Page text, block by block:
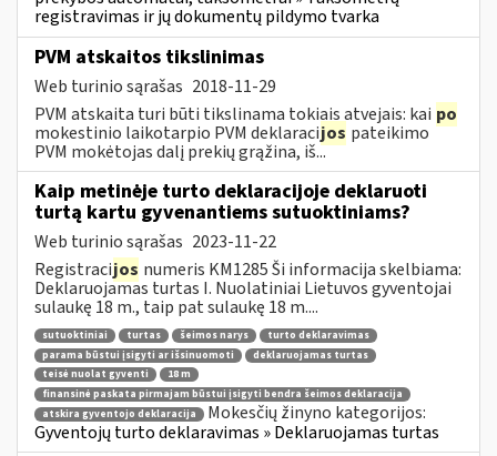
registravimas ir jų dokumentų pildymo tvarka
PVM atskaitos tikslinimas
Web turinio sąrašas 2018-11-29
PVM atskaita turi būti tikslinama tokiais atvejais: kai po
mokestinio laikotarpio PVM deklaracijos pateikimo
PVM mokėtojas dalį prekių grąžina, iš...
Kaip metinėje turto deklaracijoje deklaruoti
turtą kartu gyvenantiems sutuoktiniams?
Web turinio sąrašas 2023-11-22
Registracijos numeris KM1285 Ši informacija skelbiama:
Deklaruojamas turtas I. Nuolatiniai Lietuvos gyventojai
sulaukę 18 m., taip pat sulaukę 18 m....
sutuoktiniai turtas šeimos narys
turto deklaravimas
parama būstui įsigyti ar išsinuomoti
deklaruojamas turtas
teisė nuolat gyventi
18 m
finansinė paskata pirmajam būstui įsigyti bendra šeimos deklaracija
atskira gyventojo deklaracija
Mokesčių žinyno kategorijos:
Gyventojų turto deklaravimas » Deklaruojamas turtas